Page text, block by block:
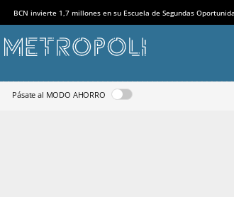
BCN invierte 1,7 millones en su Escuela de Segundas
Pásate al MODO AHORRO